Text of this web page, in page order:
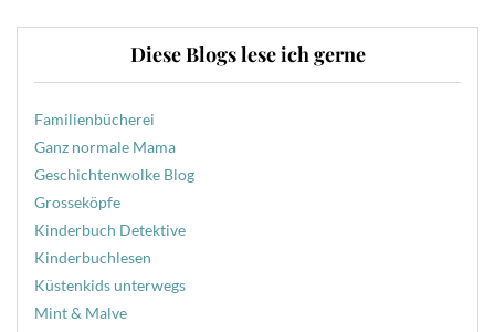
Diese Blogs lese ich gerne
Familienbücherei
Ganz normale Mama
Geschichtenwolke Blog
Grosseköpfe
Kinderbuch Detektive
Kinderbuchlesen
Küstenkids unterwegs
Mint & Malve